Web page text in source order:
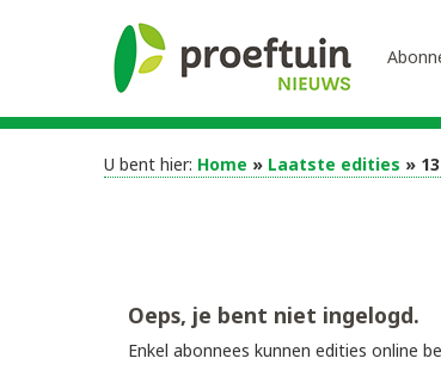
U bent hier: Home » Laatste edities »
Oeps, je bent niet ingelogd.
Enkel abonnees kunnen edities online